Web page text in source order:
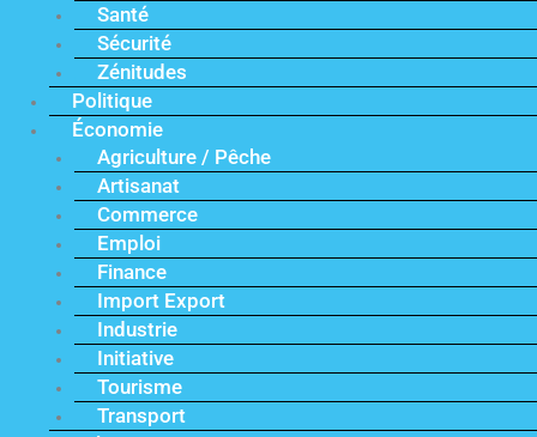
Santé
Sécurité
Zénitudes
Politique
Économie
Agriculture / Pêche
Artisanat
Commerce
Emploi
Finance
Import Export
Industrie
Initiative
Tourisme
Transport